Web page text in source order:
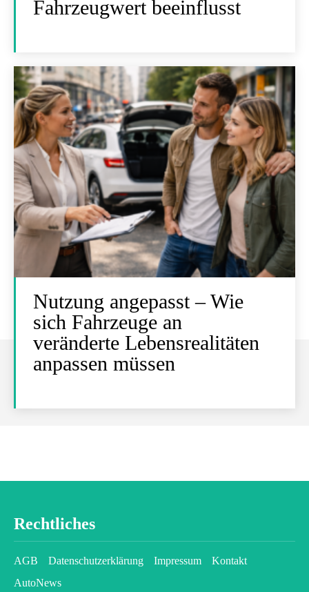
Fahrzeugwert beeinflusst
Nutzung angepasst – Wie
sich Fahrzeuge an
veränderte Lebensrealitäten
anpassen müssen
Rechtliches
AGB Datenschutzerklärung Impressum
Kontakt
AutoNews